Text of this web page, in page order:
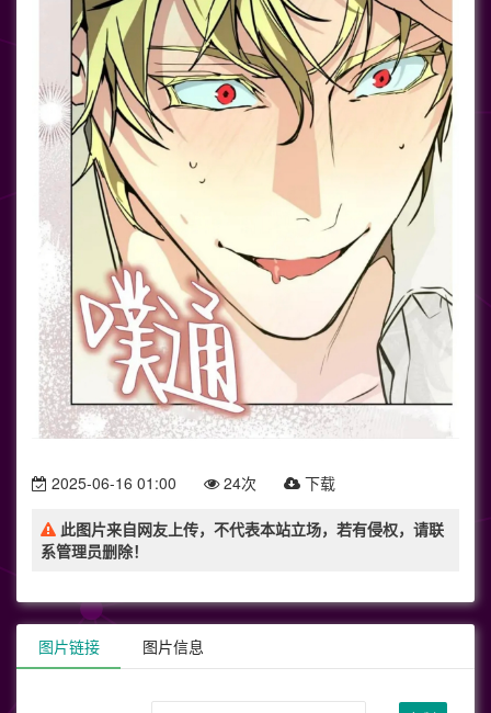
2025-06-16 01:00 24次 下载
此图片来自网友上传，不代表本站立场，若有侵权，请联
系管理员删除！
图片链接 图片信息